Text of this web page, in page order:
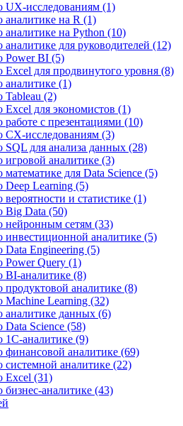
UX‑исследованиям (1)
аналитике на R (1)
аналитике на Python (10)
для руководителей (12)
Power BI (5)
Excel для продвинутого уровня (8)
аналитике (1)
Tableau (2)
Excel для экономистов (1)
с презентациями (10)
CX-исследованиям (3)
SQL для анализа данных (28)
игровой аналитике (3)
для Data Science (5)
Deep Learning (5)
и статистике (1)
Big Data (50)
нейронным сетям (33)
инвестиционной аналитике (5)
Data Engineering (5)
Power Query (1)
BI‑аналитике (8)
продуктовой аналитике (8)
Machine Learning (32)
аналитике данных (6)
Science (58)
1С‑аналитике (9)
финансовой аналитике (69)
системной аналитике (22)
Excel (31)
(43)